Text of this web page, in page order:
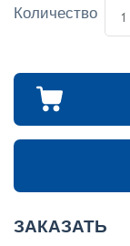
Количество
ЗАКАЗАТЬ